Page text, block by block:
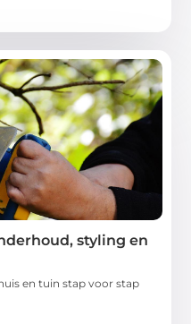
styling en
en tuin stap voor stap